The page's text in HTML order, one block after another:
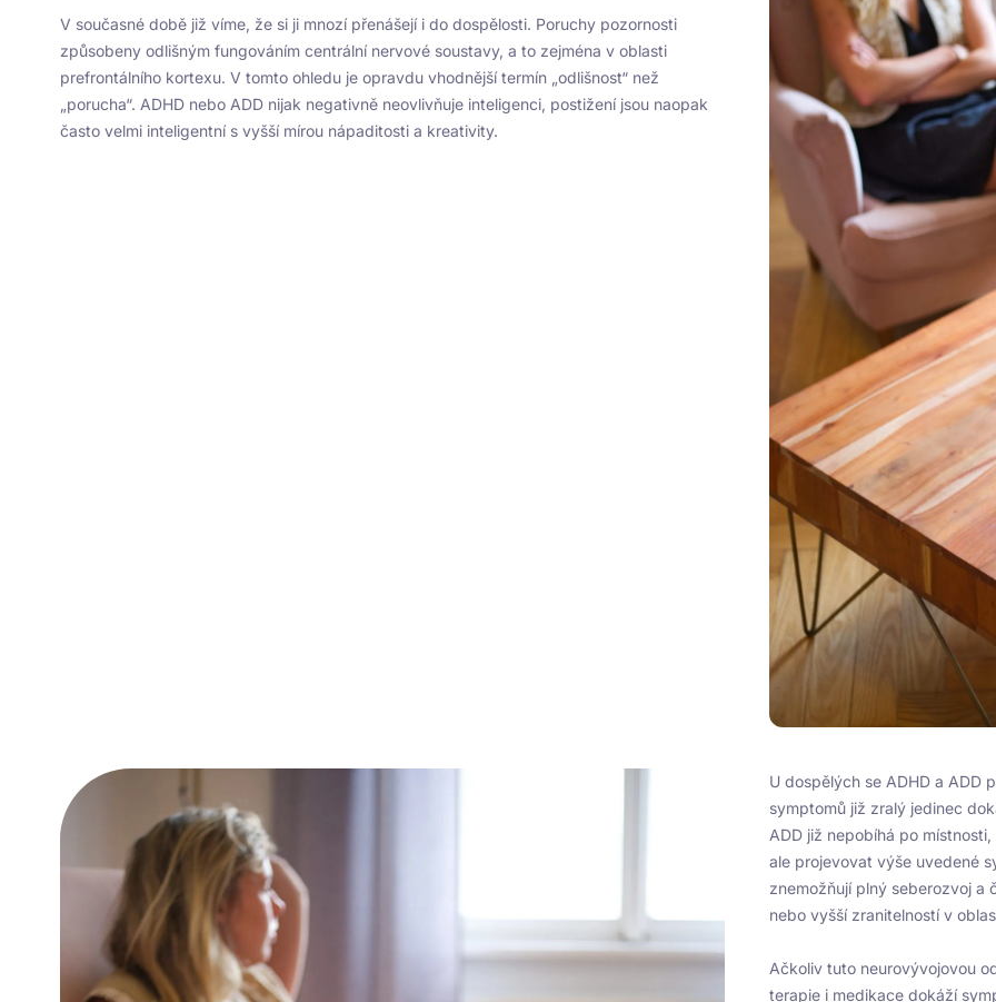
V současné době již víme, že si ji mnozí přenášejí i do dospělosti. Poruchy pozornosti
způsobeny odlišným fungováním centrální nervové soustavy, a to zejména v oblasti
prefrontálního kortexu. V tomto ohledu je opravdu vhodnější termín „odlišnost“ než
„porucha“. ADHD nebo ADD nijak negativně neovlivňuje inteligenci, postižení jsou naopak
často velmi inteligentní s vyšší mírou nápaditosti a kreativity.
U dospělých se ADHD a ADD
symptomů již zralý jedinec
ADD již nepobíhá po
ale projevovat výše uvedené
znemožňují plný seberozvoj a
nebo vyšší zranitelností v
Ačkoliv tuto neurovývojovou
terapie i medikace dokáží